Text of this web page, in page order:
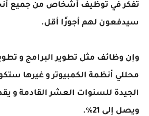
تفكر في توظيف أشخاص من جميع
سيدفعون لهم أجورًا أقل.
وإن وظائف مثل تطوير البرامج و
محللي أنظمة الكمبيوتر و غيرها
ويصل إلى 21٪.